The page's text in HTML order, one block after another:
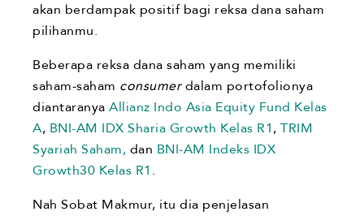
akan berdampak positif bagi reksa dana saham
pilihanmu.
Beberapa reksa dana saham yang memiliki
saham-saham consumerdalam portofolionya
diantaranya Allianz Indo Asia Equity Fund Kelas
A, BNI-AM IDX Sharia Growth Kelas R1, TRIM
Syariah Saham, dan BNI-AM Indeks IDX
Growth30 Kelas R1 .
Nah Sobat Makmur, itu dia penjelasan